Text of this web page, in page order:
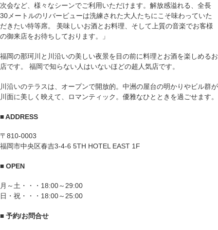
次会など、様々なシーンでご利用いただけます。解放感溢れる、全長
30メートルのリバービューは洗練された大人たちにこそ味わっていた
だきたい特等席。 美味しいお酒とお料理、そして上質の音楽でお客様
の御来店をお待ちしております。」
福岡の那珂川と川沿いの美しい夜景を目の前に料理とお酒を楽しめるお
店です。 福岡で知らない人はいないほどの超人気店です。
川沿いのテラスは、オープンで開放的。中洲の屋台の明かりやビル群が
川面に美しく映えて、ロマンティック。優雅なひとときを過ごせます。
■ ADDRESS
〒810-0003
福岡市中央区春吉3-4-6 5TH HOTEL EAST 1F
■ OPEN
月～土・・・18:00～29:00
日・祝・・・18:00～25:00
■ 予約/お問合せ